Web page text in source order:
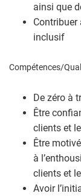
ainsi que
inclusif
Compétences/
De zéro à
Être
clients et
Être
à
clients et
Avoir